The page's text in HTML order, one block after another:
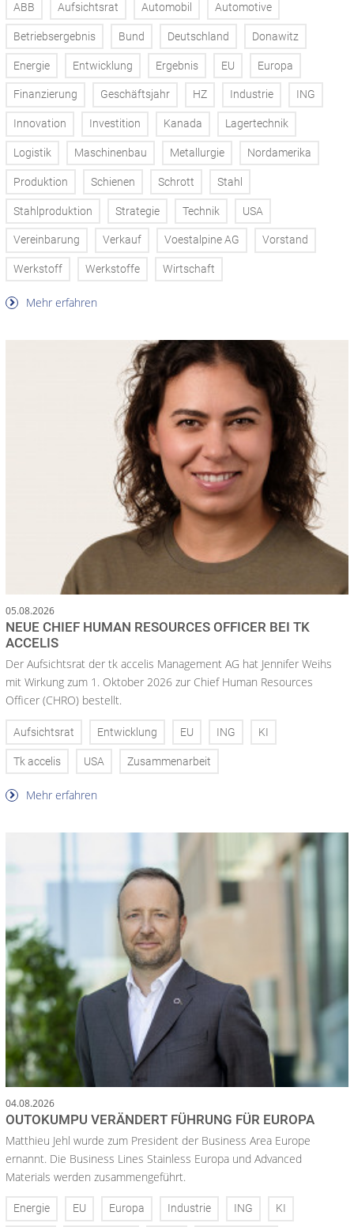
ABB Aufsichtsrat Automobil Automotive
Betriebsergebnis Bund Deutschland Donawitz
Energie Entwicklung Ergebnis EU Europa
Finanzierung Geschäftsjahr HZ Industrie ING
Innovation Investition Kanada Lagertechnik
Logistik Maschinenbau Metallurgie Nordamerika
Produktion Schienen Schrott Stahl
Stahlproduktion Strategie Technik USA
Vereinbarung Verkauf Voestalpine AG Vorstand
Werkstoff Werkstoffe Wirtschaft
Mehr erfahren
05.08.2026
NEUE CHIEF HUMAN RESOURCES OFFICER BEI TK
ACCELIS
Der Aufsichtsrat der tk accelis Management AG hat Jennifer Weihs
mit Wirkung zum 1. Oktober 2026 zur Chief Human Resources
Officer (CHRO) bestellt.
Aufsichtsrat Entwicklung EU ING KI
Tk accelis USA Zusammenarbeit
Mehr erfahren
04.08.2026
OUTOKUMPU VERÄNDERT FÜHRUNG FÜR EUROPA
Matthieu Jehl wurde zum President der Business Area Europe
ernannt. Die Business Lines Stainless Europa und Advanced
Materials werden zusammengeführt.
Energie EU Europa Industrie ING KI